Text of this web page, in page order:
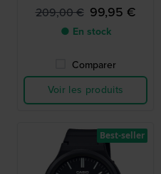
jour-date
209,00 € 99,95 €
● En stock
Comparer
Voir les produits
Best-seller